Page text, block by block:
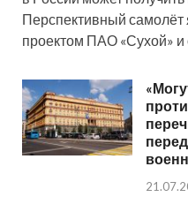
Перспективный
проектом ПАО «Сухой» и